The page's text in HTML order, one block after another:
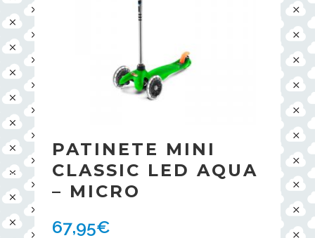
PATINETE MINI
CLASSIC LED AQUA
– MICRO
67,95€